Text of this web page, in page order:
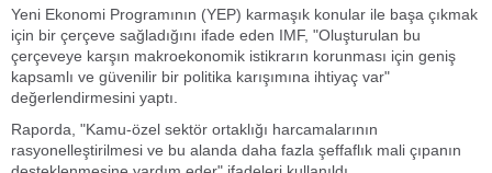
Yeni Ekonomi Programının (YEP) karmaşık konular ile başa çıkmak
için bir çerçeve sağladığını ifade eden IMF, "Oluşturulan bu
çerçeveye karşın makroekonomik istikrarın korunması için geniş
kapsamlı ve güvenilir bir politika karışımına ihtiyaç var"
değerlendirmesini yaptı.
Raporda, "Kamu-özel sektör ortaklığı harcamalarının
rasyonelleştirilmesi ve bu alanda daha fazla şeffaflık mali çıpanın